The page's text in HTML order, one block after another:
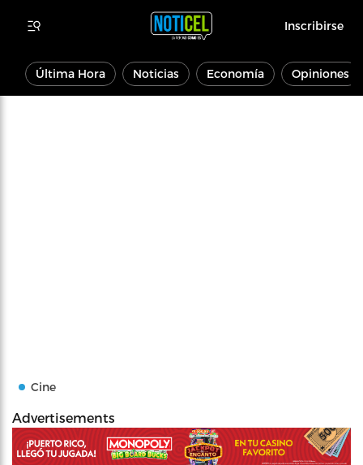
Inscribirse
Última Hora Noticias Economía Opiniones
Cine
Advertisements